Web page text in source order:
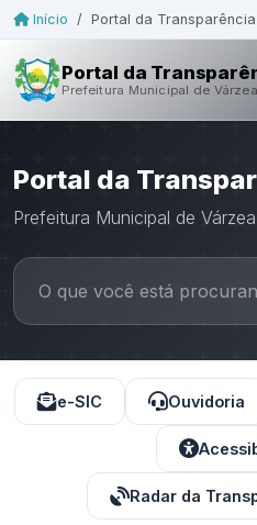
Início / Portal da Transparência
Portal da
Prefeitura Municipal de
Portal da
Prefeitura Municipal de Várzea
e-SIC Ouvidoria
Radar da